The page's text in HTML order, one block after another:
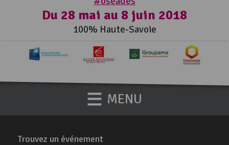
Du 28 mai au 8 juin 2018
100% Haute-Savoie
MENU
Trouvez un événement